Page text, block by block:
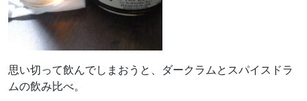
思い切って飲んでしまおうと、ダークラムとスパイスドラ
ムの飲み比べ。